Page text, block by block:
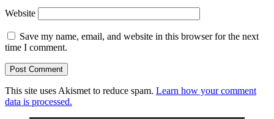
Website
Save my name, email, and website in this browser for the next
time I comment.
This site uses Akismet to reduce spam. Learn how your comment
data is processed.